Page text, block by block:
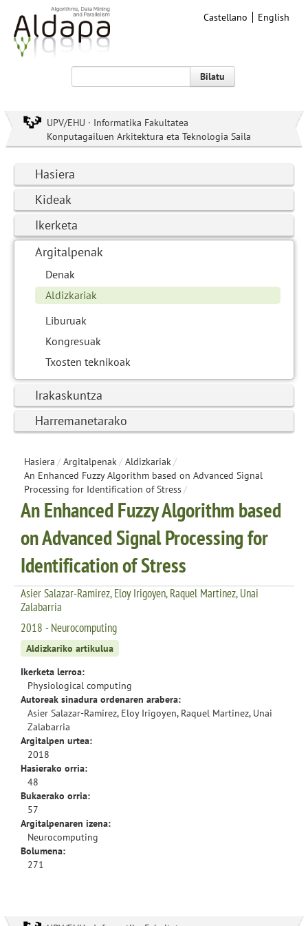
Castellano English
Bilatu
UPV/EHU · Informatika Fakultatea
Konputagailuen Arkitektura eta Teknologia Saila
Hasiera
Kideak
Ikerketa
Argitalpenak
Denak
Aldizkariak
Liburuak
Kongresuak
Txosten teknikoak
Irakaskuntza
Harremanetarako
Hasiera / Argitalpenak/ Aldizkariak/
An Enhanced Fuzzy Algorithm based on Advanced Signal
Processing for Identification of Stress/
An Enhanced Fuzzy Algorithm based
on Advanced Signal Processing for
Identification of Stress
Asier Salazar-Ramirez, Eloy Irigoyen, Raquel Martinez, Unai
Zalabarria
2018 - Neurocomputing
Aldizkariko artikulua
Ikerketa lerroa:
Physiological computing
Autoreak sinadura ordenaren arabera:
Asier Salazar-Ramirez, Eloy Irigoyen, Raquel Martinez, Unai
Zalabarria
Argitalpen urtea:
2018
Hasierako orria:
48
Bukaerako orria:
57
Argitalpenaren izena:
Neurocomputing
Bolumena:
271